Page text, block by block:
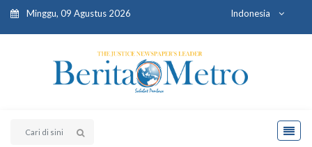
Minggu, 09 Agustus 2026 Indonesia